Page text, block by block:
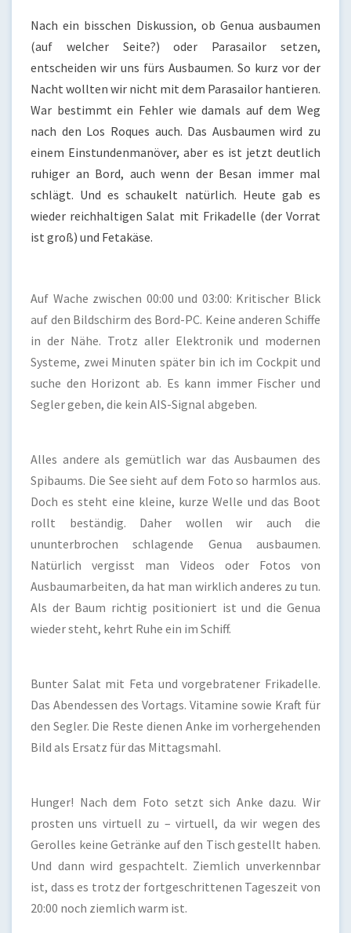
Nach ein bisschen Diskussion, ob Genua ausbaumen
(auf welcher Seite?) oder Parasailor setzen,
entscheiden wir uns fürs Ausbaumen. So kurz vor der
Nacht wollten wir nicht mit dem Parasailor hantieren.
War bestimmt ein Fehler wie damals auf dem Weg
nach den Los Roques auch. Das Ausbaumen wird zu
einem Einstundenmanöver, aber es ist jetzt deutlich
ruhiger an Bord, auch wenn der Besan immer mal
schlägt. Und es schaukelt natürlich. Heute gab es
wieder reichhaltigen Salat mit Frikadelle (der Vorrat
ist groß) und Fetakäse.
Auf Wache zwischen 00:00 und 03:00: Kritischer Blick
auf den Bildschirm des Bord-PC. Keine anderen Schiffe
in der Nähe. Trotz aller Elektronik und modernen
Systeme, zwei Minuten später bin ich im Cockpit und
suche den Horizont ab. Es kann immer Fischer und
Segler geben, die kein AIS-Signal abgeben.
Alles andere als gemütlich war das Ausbaumen des
Spibaums. Die See sieht auf dem Foto so harmlos aus.
Doch es steht eine kleine, kurze Welle und das Boot
rollt beständig. Daher wollen wir auch die
ununterbrochen schlagende Genua ausbaumen.
Natürlich vergisst man Videos oder Fotos von
Ausbaumarbeiten, da hat man wirklich anderes zu tun.
Als der Baum richtig positioniert ist und die Genua
wieder steht, kehrt Ruhe ein im Schiff.
Bunter Salat mit Feta und vorgebratener Frikadelle.
Das Abendessen des Vortags. Vitamine sowie Kraft für
den Segler. Die Reste dienen Anke im vorhergehenden
Bild als Ersatz für das Mittagsmahl.
Hunger! Nach dem Foto setzt sich Anke dazu. Wir
prosten uns virtuell zu – virtuell, da wir wegen des
Gerolles keine Getränke auf den Tisch gestellt haben.
Und dann wird gespachtelt. Ziemlich unverkennbar
ist, dass es trotz der fortgeschrittenen Tageszeit von
20:00 noch ziemlich warm ist.